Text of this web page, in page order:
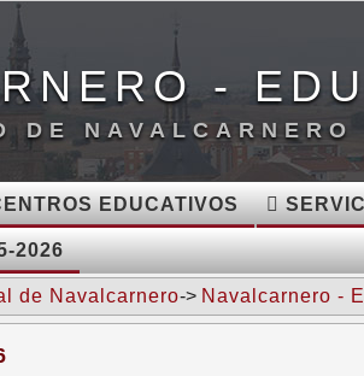
-
DE NAVALCARNERO
EDUCATIVOS
2026
de Navalcarnero-> Navalcarnero -